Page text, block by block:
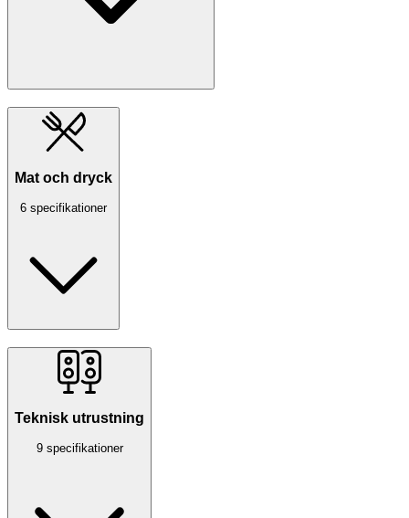
Mat och dryck
6 specifikationer
Teknisk utrustning
9 specifikationer